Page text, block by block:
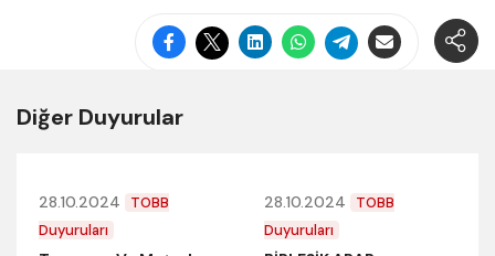
Diğer Duyurular
28.10.2024
TOBB
Duyuruları
28.10.2024
TOBB
Duyuruları